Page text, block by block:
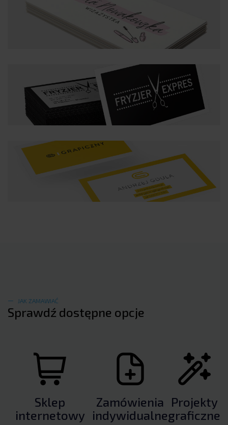
JAK ZAMAWIAĆ
Sprawdź dostępne opcje
Sklep
internetowy
Zamówienia
indywidualne
Projekty
graficzne